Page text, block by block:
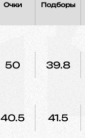
Очки Подборы
50 39.8
40.5 41.5